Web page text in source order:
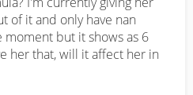
of it and only have nan
but it shows as 6
her that, will it affect her in